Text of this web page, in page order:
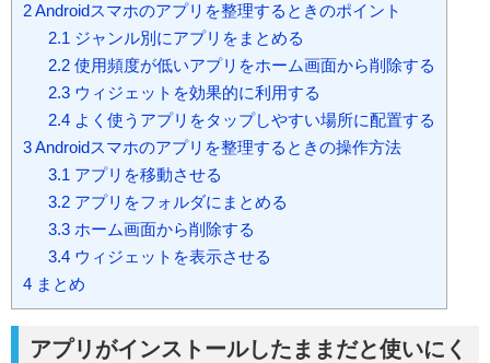
2Androidスマホのアプリを整理するときのポイント
2.1 ジャンル別にアプリをまとめる
2.2使用頻度が低いアプリをホーム画面から削除する
2.3ウィジェットを効果的に利用する
2.4よく使うアプリをタップしやすい場所に配置する
3Androidスマホのアプリを整理するときの操作方法
3.1 アプリを移動させる
3.2アプリをフォルダにまとめる
3.3ホーム画面から削除する
3.4ウィジェットを表示させる
4 まとめ
アプリがインストールしたままだと使いにく